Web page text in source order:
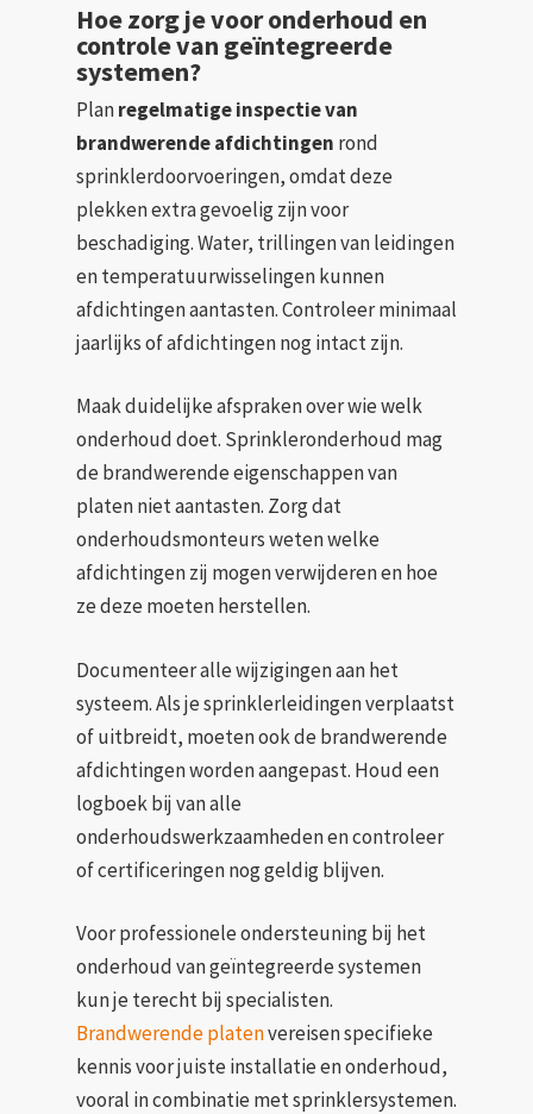
Hoe zorg je voor onderhoud en
controle van geïntegreerde
systemen?
Planregelmatige inspectie van
brandwerende afdichtingen rond
sprinklerdoorvoeringen, omdat deze
plekken extra gevoelig zijn voor
beschadiging. Water, trillingen van leidingen
en temperatuurwisselingen kunnen
afdichtingen aantasten. Controleer minimaal
jaarlijks of afdichtingen nog intact zijn.
Maak duidelijke afspraken over wie welk
onderhoud doet. Sprinkleronderhoud mag
de brandwerende eigenschappen van
platen niet aantasten. Zorg dat
onderhoudsmonteurs weten welke
afdichtingen zij mogen verwijderen en hoe
ze deze moeten herstellen.
Documenteer alle wijzigingen aan het
systeem. Als je sprinklerleidingen verplaatst
of uitbreidt, moeten ook de brandwerende
afdichtingen worden aangepast. Houd een
logboek bij van alle
onderhoudswerkzaamheden en controleer
of certificeringen nog geldig blijven.
Voor professionele ondersteuning bij het
onderhoud van geïntegreerde systemen
kun je terecht bij specialisten.
Brandwerende platenvereisen specifieke
kennis voor juiste installatie en onderhoud,
vooral in combinatie met sprinklersystemen.